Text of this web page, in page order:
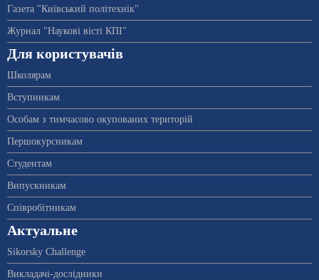
Газета "Київський політехнік"
Журнал "Наукові вісті КПІ"
Для користувачів
Школярам
Вступникам
Особам з тимчасово окупованих територій
Першокурсникам
Студентам
Випускникам
Співробітникам
Актуальне
Sikorsky Challenge
Викладачі-дослідники